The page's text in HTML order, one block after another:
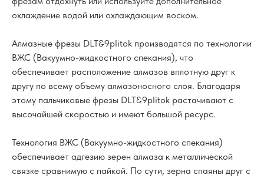
охлаждение водой или охлаждающим воском.
Алмазные фрезы DLT&9plitok производятся по технологии
ВЖС (Вакуумно-жидкостного спекания), что
обеспечивает расположение алмазов вплотную друг к
другу по всему объему алмазоносного слоя. Благодаря
этому пальчиковые фрезы DLT&9plitok растачивают с
высочайшей скоростью и имеют большой ресурс.
Технология ВЖС (Вакуумно-жидкостного спекания)
обеспечивает адгезию зерен алмаза к металлической
связке сравнимую с пайкой. По сути, зерна спаяны друг с